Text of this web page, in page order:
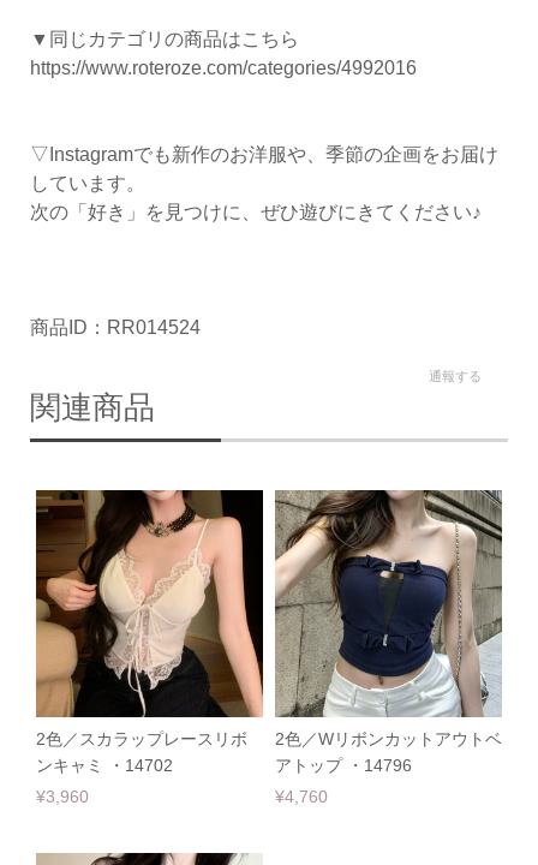
▼同じカテゴリの商品はこちら
https://www.roteroze.com/categories/4992016
▽Instagramでも新作のお洋服や、季節の企画をお届け
しています。
次の「好き」を見つけに、ぜひ遊びにきてください♪
商品ID：RR014524
通報する
関連商品
2色／スカラップレースリボ
ンキャミ ・14702
¥3,960
2色／Wリボンカットアウトベ
アトップ ・14796
¥4,760